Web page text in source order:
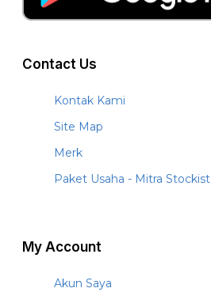
Contact Us
Kontak Kami
Site Map
Merk
Paket Usaha - Mitra Stockist
My Account
Akun Saya